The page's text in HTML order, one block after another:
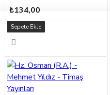
₺134,00
Sepete Ekle